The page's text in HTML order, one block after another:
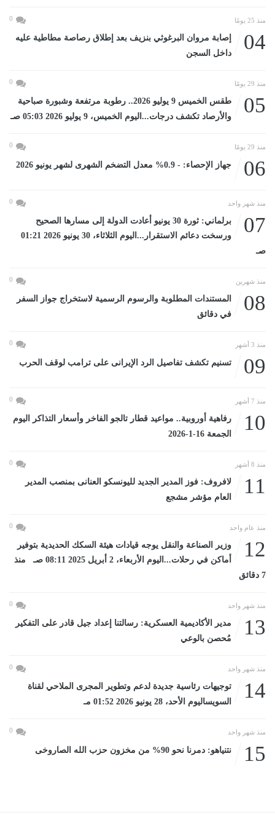
منذ 25 يومًا 0
04
إصابة مروان البرغوثي بنزيف بعد إطلاق رصاصة مطاطية عليه
داخل السجن
منذ 29 يومًا 0
05
طقس الخميس 9 يوليو 2026.. رطوبة مرتفعة وشبورة صباحية
والأرصاد تكشف درجات...اليوم الخميس، 9 يوليو 2026 05:03 صـ
منذ 29 يومًا 0
06 جهاز الإحصاء: - 0.9% معدل التضخم الشهرى لشهر يونيو 2026
منذ شهر واحد 0
07
برلماني: ثورة 30 يونيو أعادت الدولة إلى مسارها الصحيح
ورسخت دعائم الاستقرار...اليوم الثلاثاء، 30 يونيو 2026 01:21
صـ
منذ شهرين 0
08
المستندات المطلوبة والرسوم الرسمية لاستخراج جواز السفر
في دقائق
منذ 3 أشهر 0
09 تسنيم تكشف تفاصيل الرد الإيرانى على ترامب لوقف الحرب
منذ 7 أشهر 0
10
رفاهية أوروبية.. مواعيد قطار تالجو الفاخر وأسعار التذاكر اليوم
الجمعة 16-1-2026
منذ 8 أشهر 0
11
لافروف: فوز المدير الجديد لليونسكو العنانى بمنصب المدير
العام مؤشر مشجع
منذ عام واحد 0
12
وزير الصناعة والنقل يوجه قيادات هيئة السكك الحديدية بتوفير
أماكن في رحلات...اليوم الأربعاء، 2 أبريل 2025 08:11 صـ منذ
7 دقائق
منذ شهر واحد 0
13
مدير الأكاديمية العسكرية: رسالتنا إعداد جيل قادر على التفكير
مُحصن بالوعي
منذ شهر واحد 0
14
توجيهات رئاسية جديدة لدعم وتطوير المجرى الملاحي لقناة
السويساليوم الأحد، 28 يونيو 2026 01:52 مـ
منذ شهر واحد 0
15 نتنياهو: دمرنا نحو 90% من مخزون حزب الله الصاروخى